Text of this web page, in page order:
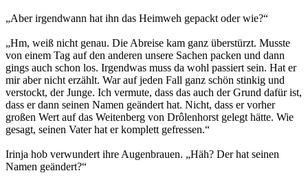
„Aber irgendwann hat ihn das Heimweh gepackt oder wie?“
„Hm, weiß nicht genau. Die Abreise kam ganz überstürzt. Musste
von einem Tag auf den anderen unsere Sachen packen und dann
gings auch schon los. Irgendwas muss da wohl passiert sein. Hat er
mir aber nicht erzählt. War auf jeden Fall ganz schön stinkig und
verstockt, der Junge. Ich vermute, dass das auch der Grund dafür ist,
dass er dann seinen Namen geändert hat. Nicht, dass er vorher
großen Wert auf das Weitenberg von Drôlenhorst gelegt hätte. Wie
gesagt, seinen Vater hat er komplett gefressen.“
Irinja hob verwundert ihre Augenbrauen. „Häh? Der hat seinen
Namen geändert?“